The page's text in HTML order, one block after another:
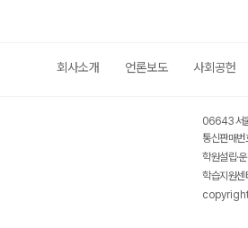
회사소개 언론보도 사회공헌
06643 서
통신판매
학원설립·
학습지원